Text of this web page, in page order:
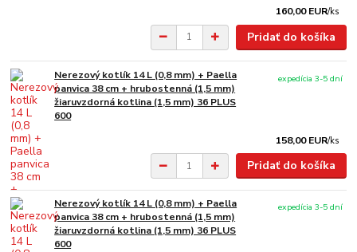
160,00 EUR/ks
Pridať do košíka
Nerezový kotlík 14 L (0,8 mm) + Paella
panvica 38 cm + hrubostenná (1,5 mm)
žiaruvzdorná kotlina (1,5 mm) 36 PLUS
600
158,00 EUR/ks
expedícia 3-5 dní
Pridať do košíka
Nerezový kotlík 14 L (0,8 mm) + Paella
panvica 38 cm + hrubostenná (1,5 mm)
žiaruvzdorná kotlina (1,5 mm) 36 PLUS
600
expedícia 3-5 dní